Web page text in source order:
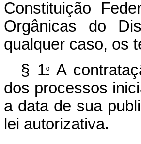
Constituição
Orgânicas do
qualquer caso, os
§ 1ºA
dos processos
a data de sua
lei autorizativa.